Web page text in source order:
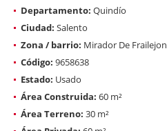
Departamento: Quindío
Ciudad: Salento
Zona / barrio: Mirador De
Código: 9658638
Estado: Usado
Área Construida: 60 m²
Área Terreno: 30 m²